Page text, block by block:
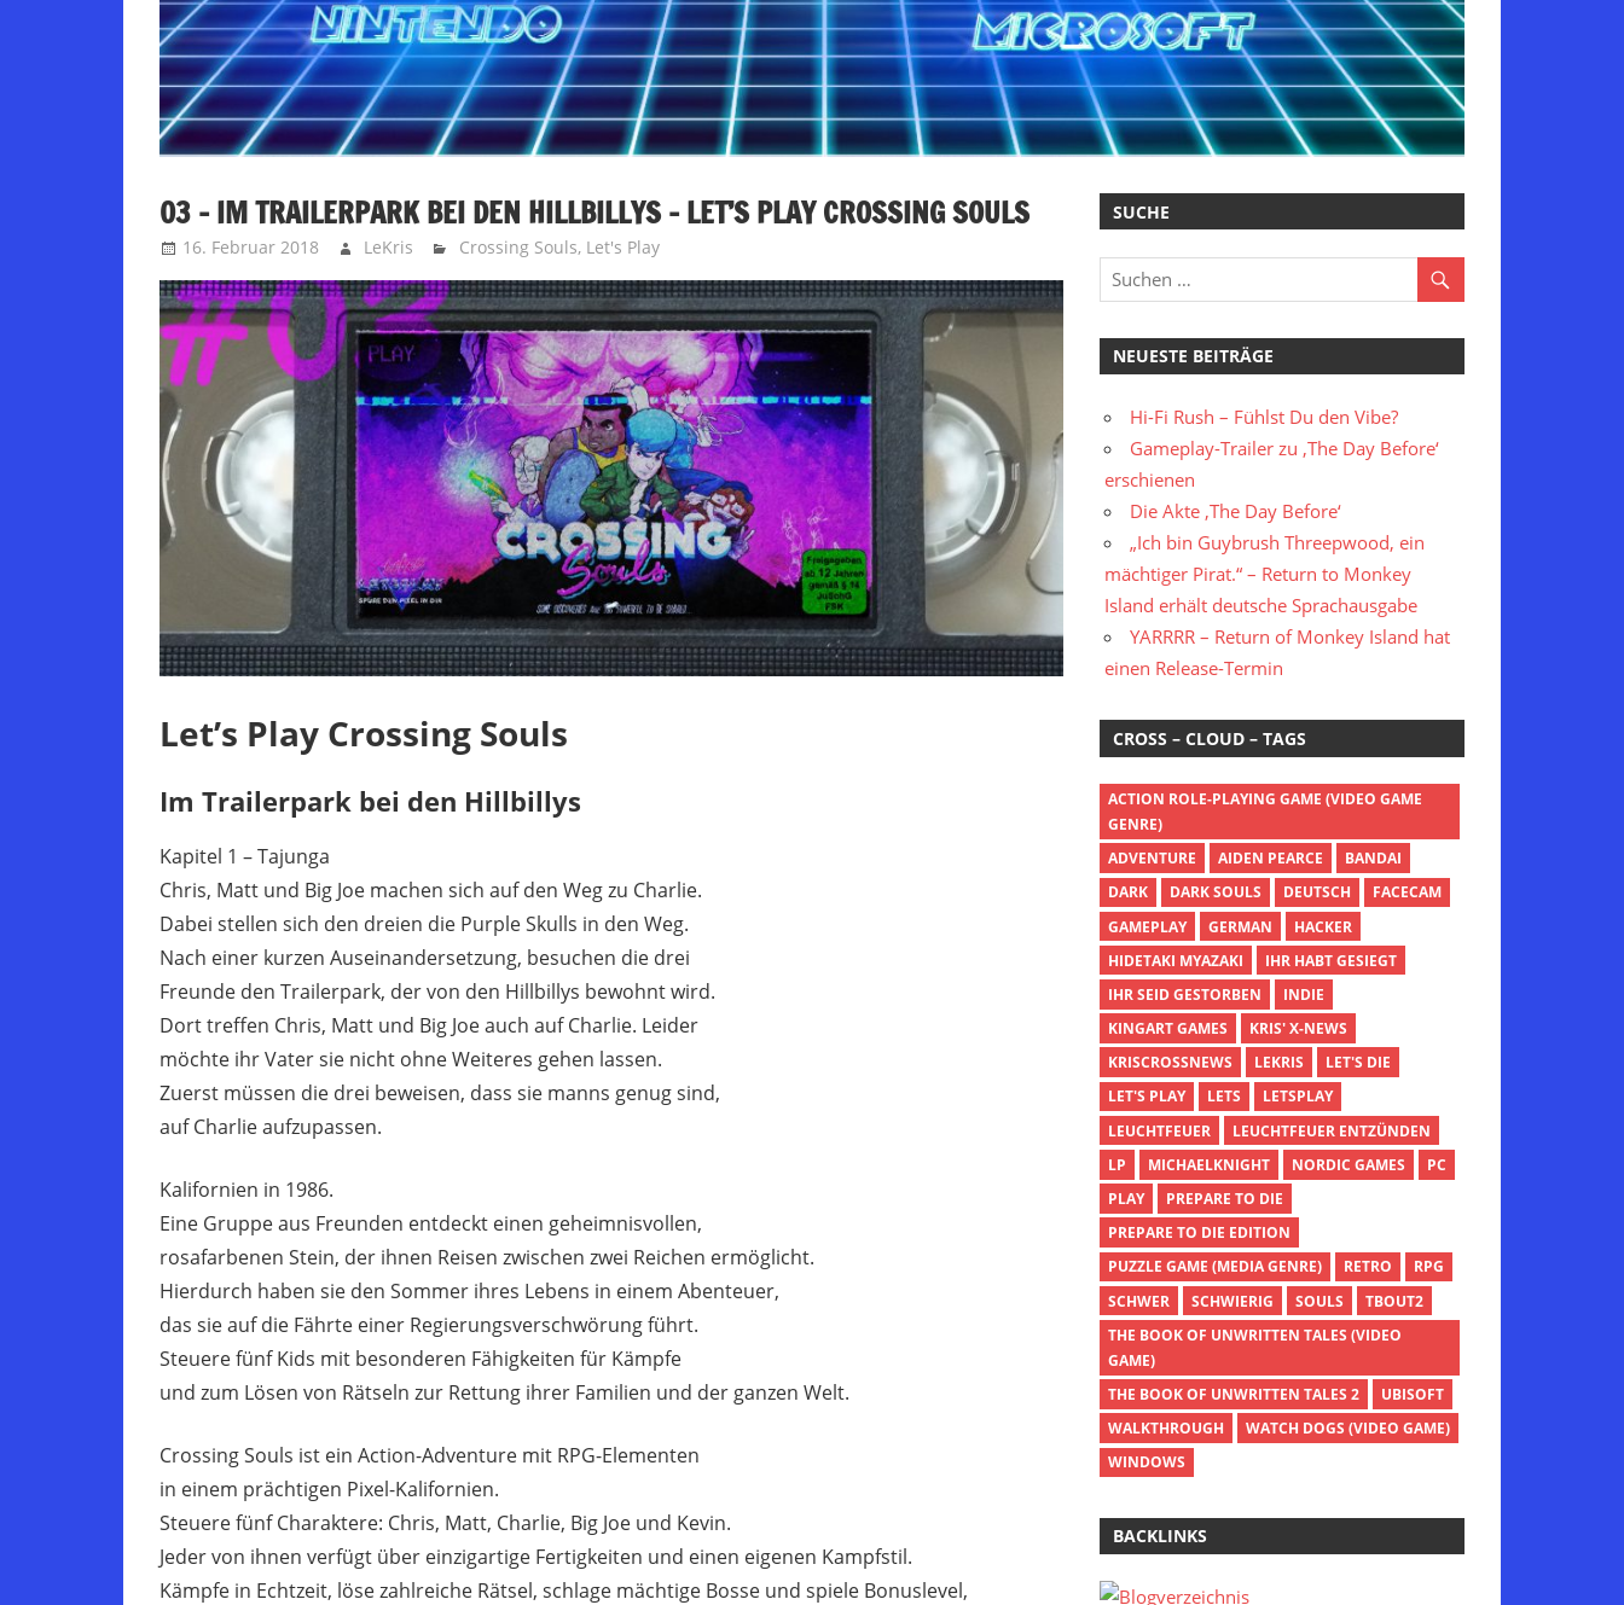
03 – IM TRAILERPARK BEI DEN HILLBILLYS – LET’S PLAY CROSSING SOULS
16. Februar 2018 LeKris Crossing Souls, Let's Play
Let’s Play Crossing Souls
Im Trailerpark bei den Hillbillys
Kapitel 1 – Tajunga
Chris, Matt und Big Joe machen sich auf den Weg zu Charlie.
Dabei stellen sich den dreien die Purple Skulls in den Weg.
Nach einer kurzen Auseinandersetzung, besuchen die drei
Freunde den Trailerpark, der von den Hillbillys bewohnt wird.
Dort treffen Chris, Matt und Big Joe auch auf Charlie. Leider
möchte ihr Vater sie nicht ohne Weiteres gehen lassen.
Zuerst müssen die drei beweisen, dass sie manns genug sind,
auf Charlie aufzupassen.
Kalifornien in 1986.
Eine Gruppe aus Freunden entdeckt einen geheimnisvollen,
rosafarbenen Stein, der ihnen Reisen zwischen zwei Reichen ermöglicht.
Hierdurch haben sie den Sommer ihres Lebens in einem Abenteuer,
das sie auf die Fährte einer Regierungsverschwörung führt.
Steuere fünf Kids mit besonderen Fähigkeiten für Kämpfe
und zum Lösen von Rätseln zur Rettung ihrer Familien und der ganzen Welt.
Crossing Souls ist ein Action-Adventure mit RPG-Elementen
in einem prächtigen Pixel-Kalifornien.
Steuere fünf Charaktere: Chris, Matt, Charlie, Big Joe und Kevin.
Jeder von ihnen verfügt über einzigartige Fertigkeiten und einen eigenen Kampfstil.
Kämpfe in Echtzeit, löse zahlreiche Rätsel, schlage mächtige Bosse und spiele Bonuslevel,
SUCHE
NEUESTE BEITRÄGE
Hi-Fi Rush – Fühlst Du den Vibe?
Gameplay-Trailer zu ‚The Day Before‘
erschienen
Die Akte ‚The Day Before‘
„Ich bin Guybrush Threepwood, ein
mächtiger Pirat.“ – Return to Monkey
Island erhält deutsche Sprachausgabe
YARRRR – Return of Monkey Island hat
einen Release-Termin
CROSS – CLOUD – TAGS
ACTION ROLE-PLAYING GAME (VIDEO GAME
GENRE)
ADVENTURE
AIDEN PEARCE
BANDAI
DARK
DARK SOULS DEUTSCH
FACECAM
GAMEPLAY
GERMAN
HACKER
HIDETAKI MYAZAKI
IHR HABT GESIEGT
IHR SEID GESTORBEN
INDIE
KINGART GAMES
KRIS' X-NEWS
KRISCROSSNEWS
LEKRIS
LET'S DIE
LET'S PLAY
LETS
LETSPLAY
LEUCHTFEUER
LEUCHTFEUER ENTZÜNDEN
LP
MICHAELKNIGHT NORDIC GAMES
PC
PLAY
PREPARE TO DIE
PREPARE TO DIE EDITION
PUZZLE GAME (MEDIA GENRE)
RETRO
RPG
SCHWER
SCHWIERIG SOULS
TBOUT2
THE BOOK OF UNWRITTEN TALES (VIDEO
GAME)
THE BOOK OF UNWRITTEN TALES 2
UBISOFT
WALKTHROUGH
WATCH DOGS (VIDEO GAME)
WINDOWS
BACKLINKS